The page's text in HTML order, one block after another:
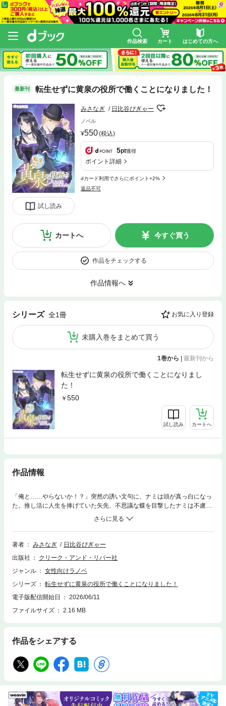
作品検索 カート はじめての方へ
最新刊 転生せずに黄泉の役所で働くことになりました！
試し読み
みさなぎ 日比谷ぴぎゃー
ノベル
550(税込)
5pt獲得
ポイント詳細
dカード利用でさらにポイント+2%
返品不可
カートへ 今すぐ買う
作品をチェックする
作品情報へ
シリーズ 全1冊 お気に入り登録
未購入巻をまとめて買う
1巻から | 最新刊から
転生せずに黄泉の役所で働くことになりまし
た！
550
試し読み カートへ
作品情報
「俺と……やらないか！？」突然の誘い文句に、ナミは頭が真っ白になっ
た。推し活に人生を捧げていた矢先、不思議な蝶を目撃したナミは不慮の
事故で還らぬ人に。黄泉の役所を訪れ、流行りの転生を試みるもうまくい
かず途方に暮れていたとき、室長のクロハと出会った。前世に未練タラタ
ラだったこともあり、生き返りたいと打診するとすごい剣幕で怒鳴られて
しまう。だが、死ぬ直前に見かけた蝶の話を切り出すと、なぜかクロハの
した暁には願い事を叶えてくれると聞き、ナミはやる気になる。もう一
度、大好きな推しに会うために奮闘するナミと、それを陰で支え見守るツ
トーリー。
著者 みさなぎ
日比谷ぴぎゃー
出版社
クリーク・アンド・リバー社
ジャンル
女性向けラノベ
シリーズ
転生せずに黄泉の役所で働くことになりました！
電子版配信開始日
2026/06/11
ファイルサイズ
2.16 MB
作品をシェアする